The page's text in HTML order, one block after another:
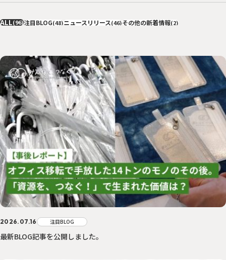
TREND サステナ国内外事例
ACTION 野村のサステナアクション
PEOPLE サステナに向き合う人々
CHALLENGE 「みんつな」の歩み
OTHERS その他
森を、つなぐ 東京プロジェクト
ALL(96)注目BLOG(48)ニュースリリース(46)その他の新着情報(2)
2026.07.16 注目BLOG
最新BLOG記事を公開しました。